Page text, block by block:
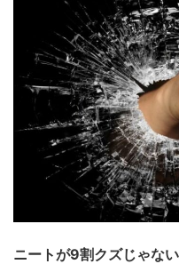
ニートが9割クズじゃな